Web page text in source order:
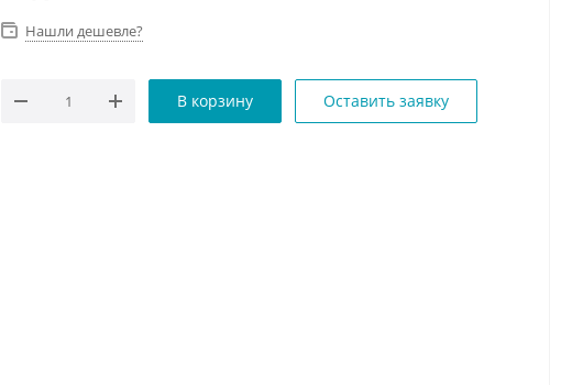
Нашли дешевле?
В корзину Оставить заявку